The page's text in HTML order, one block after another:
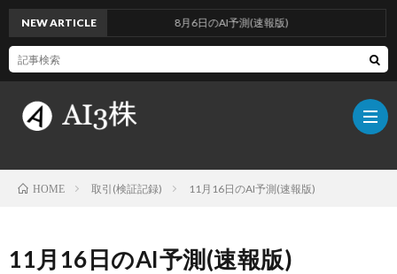
NEW ARTICLE 8月6日のAI予測(速報版)
HOME 取引(検証記録) 11月16日のAI予測(速報版)
11月16日のAI予測(速報版)